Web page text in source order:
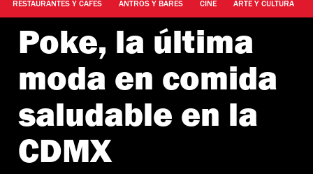
RESTAURANTES Y CAFES ANTROS Y BARES CINE ARTE Y CULTURA
Poke, la última
moda en comida
saludable en la
CDMX